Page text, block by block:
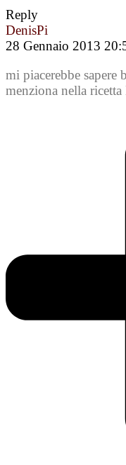
Reply
DenisPi
28 Gennaio 2013
mi piacerebbe
menziona nella